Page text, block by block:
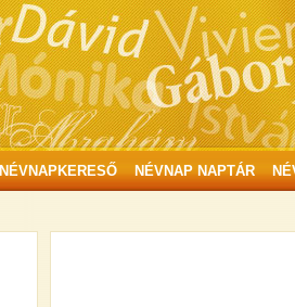
NÉVNAPKERESŐ NÉVNAP NAPTÁR